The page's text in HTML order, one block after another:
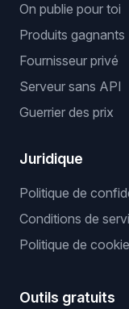
On publie pour toi
Produits gagnants
Fournisseur privé
Serveur sans API
Guerrier des prix
Juridique
Politique de
Conditions de
Politique de
Outils gratuits